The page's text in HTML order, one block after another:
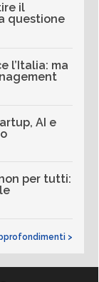
il
questione
l’Italia: ma
AI e
per tutti:
>